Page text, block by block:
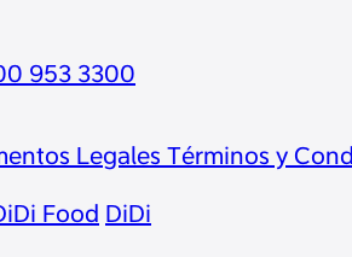
953 3300
Legales Términos y
Food DiDi